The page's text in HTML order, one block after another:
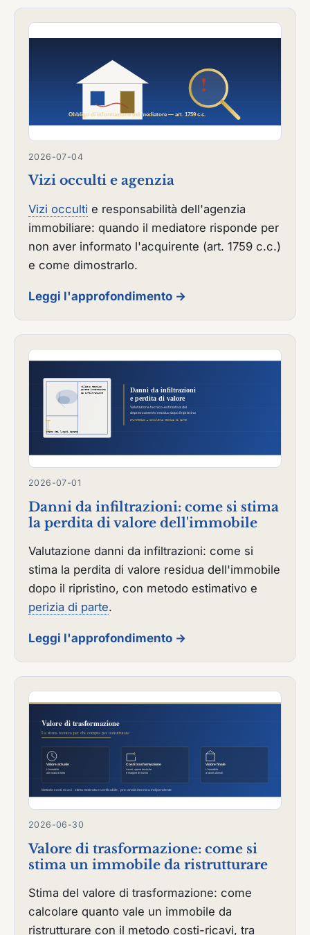
2026-07-04
Vizi occulti e agenzia
Vizi occulti e responsabilità dell'agenzia
immobiliare: quando il mediatore risponde per
non aver informato l'acquirente (art. 1759 c.c.)
e come dimostrarlo.
Leggi l'approfondimento →
2026-07-01
Danni da infiltrazioni: come si stima
la perdita di valore dell'immobile
Valutazione danni da infiltrazioni: come si
stima la perdita di valore residua dell'immobile
dopo il ripristino, con metodo estimativo e
perizia di parte.
Leggi l'approfondimento →
2026-06-30
Valore di trasformazione: come si
stima un immobile da ristrutturare
Stima del valore di trasformazione: come
calcolare quanto vale un immobile da
ristrutturare con il metodo costi-ricavi, tra